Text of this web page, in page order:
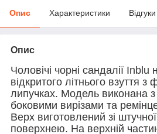
Опис Характеристики
Опис
Чоловічі чорні сандалії
відкритого літнього взуття з
липучках. Модель виконана з
боковими вирізами та
Верх виготовлений зі
поверхнею. На верхній